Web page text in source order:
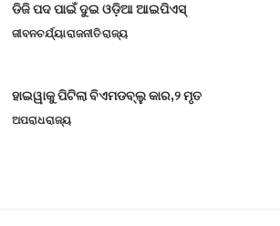
ଡିଜି ପଦ ପାଇଁ ଦୁଇ ଓଡ଼ିଆ ଆଇପିଏସ୍
ଜୀବନଚର୍ଯ୍ୟାରାଜନୀତିରାଜ୍ୟ
ହାଇୱାକୁ ପିଟିଲା ବିଏମଡବ୍ଲୁ କାର,୨ ମୃତ
ଅପରାଧରାଜ୍ୟ